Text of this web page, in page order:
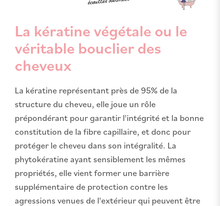
La kératine végétale ou le
véritable bouclier des
cheveux
La kératine représentant près de 95% de la
structure du cheveu, elle joue un rôle
prépondérant pour garantir l'intégrité et la bonne
constitution de la fibre capillaire, et donc pour
protéger le cheveu dans son intégralité. La
phytokératine ayant sensiblement les mêmes
propriétés, elle vient former une barrière
supplémentaire de protection contre les
agressions venues de l'extérieur qui peuvent être